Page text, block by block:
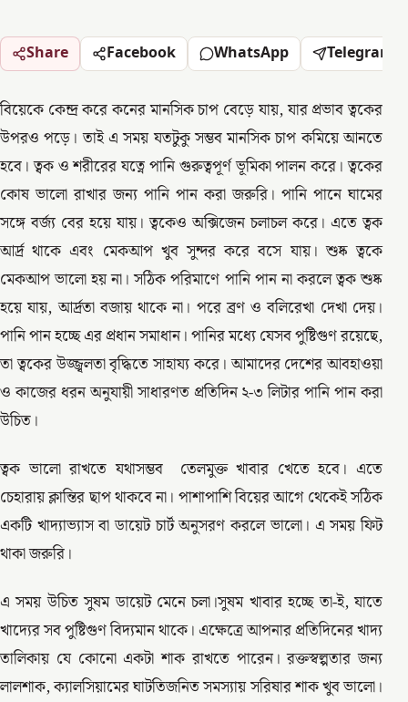
Share Facebook WhatsApp Telegram
বিয়েকে কেন্দ্র করে কনের মানসিক চাপ বেড়ে যায়, যার প্রভাব ত্বকের
উপরও পড়ে। তাই এ সময় যতটুকু সম্ভব মানসিক চাপ কমিয়ে আনতে
হবে। ত্বক ও শরীরের যত্নে পানি গুরুত্বপূর্ণ ভূমিকা পালন করে। ত্বকের
কোষ ভালো রাখার জন্য পানি পান করা জরুরি। পানি পানে ঘামের
সঙ্গে বর্জ্য বের হয়ে যায়। ত্বকেও অক্সিজেন চলাচল করে। এতে ত্বক
আর্দ্র থাকে এবং মেকআপ খুব সুন্দর করে বসে যায়। শুষ্ক ত্বকে
মেকআপ ভালো হয় না। সঠিক পরিমাণে পানি পান না করলে ত্বক শুষ্ক
হয়ে যায়, আর্দ্রতা বজায় থাকে না। পরে ব্রণ ও বলিরেখা দেখা দেয়।
পানি পান হচ্ছে এর প্রধান সমাধান। পানির মধ্যে যেসব পুষ্টিগুণ রয়েছে,
তা ত্বকের উজ্জ্বলতা বৃদ্ধিতে সাহায্য করে। আমাদের দেশের আবহাওয়া
ও কাজের ধরন অনুযায়ী সাধারণত প্রতিদিন ২-৩ লিটার পানি পান করা
উচিত।
ত্বক ভালো রাখতে যথাসম্ভব তেলমুক্ত খাবার খেতে হবে। এতে
চেহারায় ক্লান্তির ছাপ থাকবে না। পাশাপাশি বিয়ের আগে থেকেই সঠিক
একটি খাদ্যাভ্যাস বা ডায়েট চার্ট অনুসরণ করলে ভালো। এ সময় ফিট
থাকা জরুরি।
এ সময় উচিত সুষম ডায়েট মেনে চলা।সুষম খাবার হচ্ছে তা-ই, যাতে
খাদ্যের সব পুষ্টিগুণ বিদ্যমান থাকে। এক্ষেত্রে আপনার প্রতিদিনের খাদ্য
তালিকায় যে কোনো একটা শাক রাখতে পারেন। রক্তস্বল্পতার জন্য
লালশাক, ক্যালসিয়ামের ঘাটতিজনিত সমস্যায় সরিষার শাক খুব ভালো।